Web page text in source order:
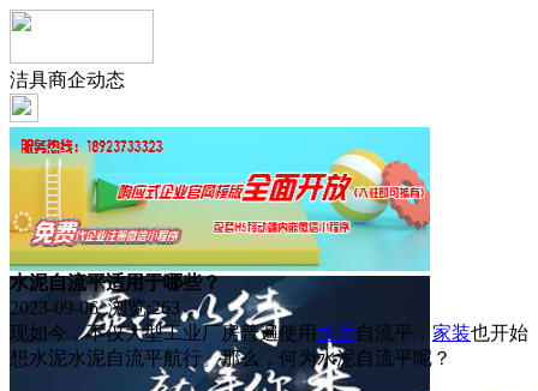
洁具商企动态
水泥自流平适用于哪些？
2023-09-06 浏览:263
现如今，不仅大型工业厂房普遍使用 水泥自流平， 家装也开始
想水泥水泥自流平航行。那么，何为水泥自流平呢？